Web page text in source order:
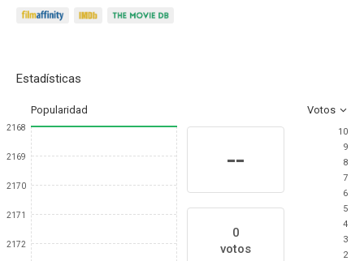
Estadísticas
Popularidad Votos
2168
2169
2170
2171
2172
--
0
votos
10
9
8
7
6
5
4
3
2